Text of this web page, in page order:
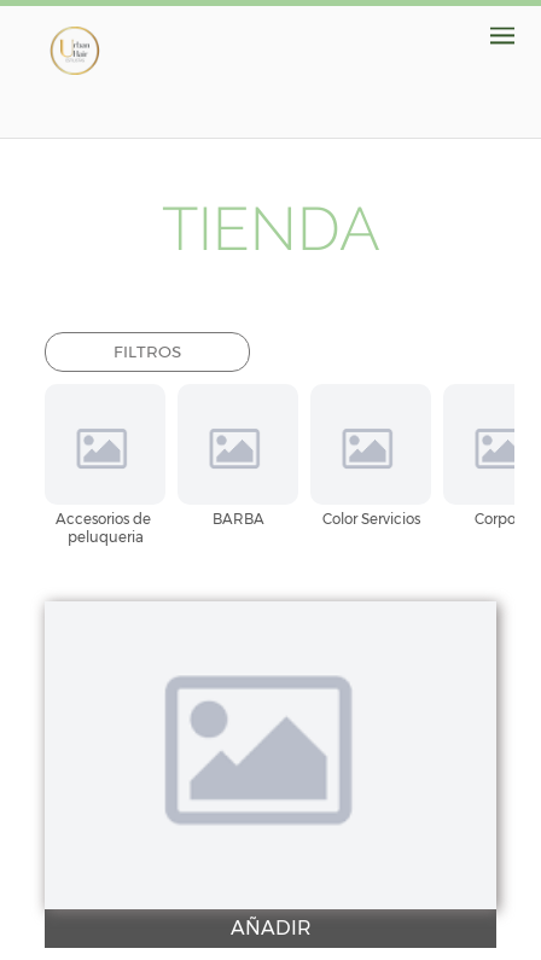
TIENDA
FILTROS
Accesorios de
peluqueria
BARBA Color Servicios Corporal
AÑADIR